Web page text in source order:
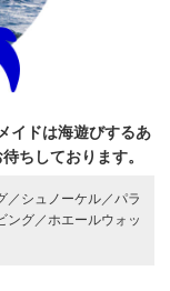
イドは海遊びするあ
ちしております。
／ シュノーケル／パラ
ング／ホエールウォッ